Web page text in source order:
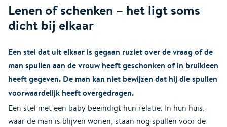
Lenen of schenken – het ligt soms
dicht bij elkaar
Een stel dat uit elkaar is gegaan ruziet over de vraag of de
man spullen aan de vrouw heeft geschonken of in bruikleen
heeft gegeven. De man kan niet bewijzen dat hij die spullen
voorwaardelijk heeft overgedragen.
Een stel met een baby beëindigt hun relatie. In hun huis,
waar de man is blijven wonen, staan nog spullen voor de